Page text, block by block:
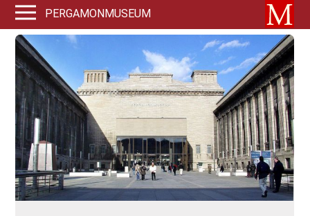
PERGAMONMUSEUM